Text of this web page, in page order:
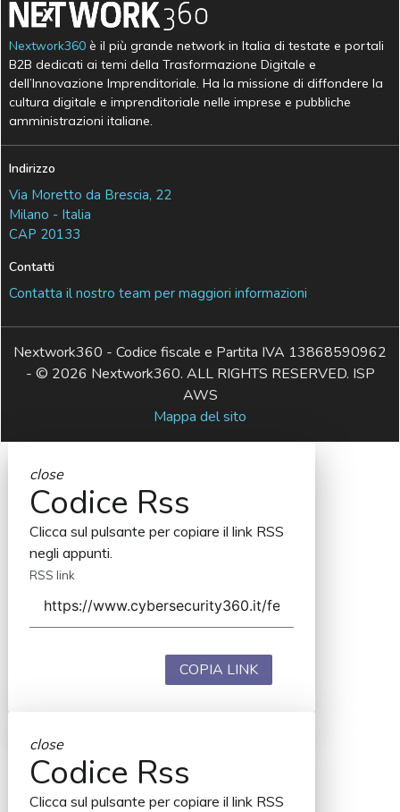
Nextwork360 è il più grande network in Italia di testate e portali
B2B dedicati ai temi della Trasformazione Digitale e
dell’Innovazione Imprenditoriale. Ha la missione di diffondere la
cultura digitale e imprenditoriale nelle imprese e pubbliche
amministrazioni italiane.
Indirizzo
Via Moretto da Brescia, 22
Milano - Italia
CAP 20133
Contatti
Contatta il nostro team per maggiori informazioni
Nextwork360 - Codice fiscale e Partita IVA 13868590962
- © 2026 Nextwork360. ALL RIGHTS RESERVED. ISP
AWS
Mappa del sito
close
Codice Rss
Clicca sul pulsante per copiare il link RSS
negli appunti.
RSS link
COPIA LINK
close
Codice Rss
Clicca sul pulsante per copiare il link RSS